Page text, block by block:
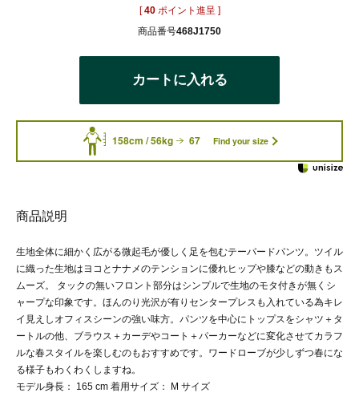
[ 40 ポイント進呈 ]
商品番号468J1750
カートに入れる
158cm / 56kg 67 Find your size
商品説明
生地全体に細かく広がる微起毛が優しく足を包むテーパードパンツ。ツイル
に織った生地はヨコとナナメのテンションに優れヒップや膝などの動きもス
ムーズ。 タックの無いフロント部分はシンプルで生地のモタ付きが無くシ
ャープな印象です。ほんのり光沢が有りセンタープレスも入れている為キレ
イ見えしオフィスシーンの強い味方。パンツを中心にトップスをシャツ＋タ
ートルの他、ブラウス＋カーデやコート＋パーカーなどに変化させてカラフ
ルな春スタイルを楽しむのもおすすめです。ワードローブが少しずつ春にな
る様子もわくわくしますね。
モデル身長： 165 cm 着用サイズ： M サイズ